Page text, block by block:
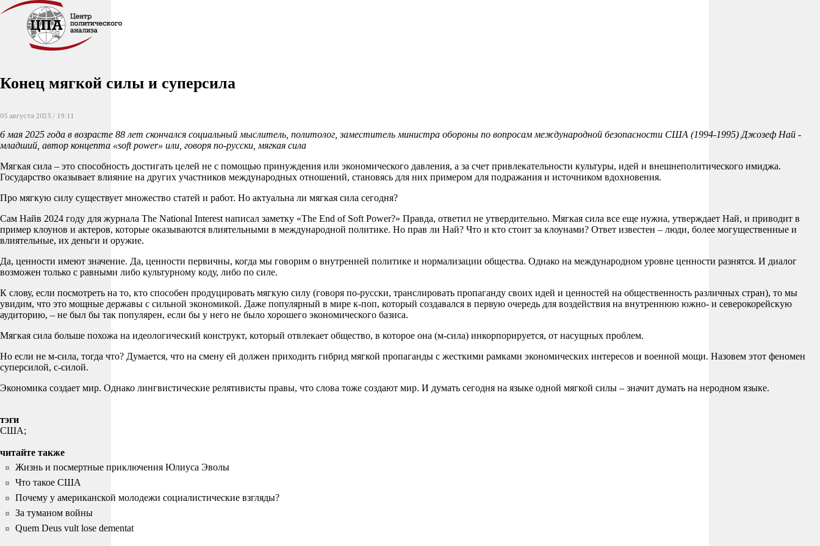
Конец мягкой силы и суперсила
05 августа 2025 / 19:11
6 мая 2025 года в возрасте 88 лет скончался социальный мыслитель, политолог, заместитель министра обороны по вопросам международной безопасности США (1994-1995) Джозеф Най -
младший, автор концепта «soft power» или, говоря по-русски, мягкая сила
Мягкая сила – это способность достигать целей не с помощью принуждения или экономического давления, а за счет привлекательности культуры, идей и внешнеполитического имиджа.
Государство оказывает влияние на других участников международных отношений, становясь для них примером для подражания и источником вдохновения.
Про мягкую силу существует множество статей и работ. Но актуальна ли мягкая сила сегодня?
Сам Найв 2024 году для журнала The National Interest написал заметку «The End of Soft Power?» Правда, ответил не утвердительно. Мягкая сила все еще нужна, утверждает Най, и приводит в
пример клоунов и актеров, которые оказываются влиятельными в международной политике. Но прав ли Най? Что и кто стоит за клоунами? Ответ известен – люди, более могущественные и
влиятельные, их деньги и оружие.
Да, ценности имеют значение. Да, ценности первичны, когда мы говорим о внутренней политике и нормализации общества. Однако на международном уровне ценности разнятся. И диалог
возможен только с равными либо культурному коду, либо по силе.
К слову, если посмотреть на то, кто способен продуцировать мягкую силу (говоря по-русски, транслировать пропаганду своих идей и ценностей на общественность различных стран), то мы
увидим, что это мощные державы с сильной экономикой. Даже популярный в мире к-поп, который создавался в первую очередь для воздействия на внутреннюю южно- и северокорейскую
аудиторию, – не был бы так популярен, если бы у него не было хорошего экономического базиса.
Мягкая сила больше похожа на идеологический конструкт, который отвлекает общество, в которое она (м-сила) инкорпорируется, от насущных проблем.
Но если не м-сила, тогда что? Думается, что на смену ей должен приходить гибрид мягкой пропаганды с жесткими рамками экономических интересов и военной мощи. Назовем этот феномен
суперсилой, с-силой.
Экономика создает мир. Однако лингвистические релятивисты правы, что слова тоже создают мир. И думать сегодня на языке одной мягкой силы – значит думать на неродном языке.
тэги
США;
читайте также
Жизнь и посмертные приключения Юлиуса Эволы
Что такое США
Почему у американской молодежи социалистические взгляды?
За туманом войны
Quem Deus vult lose dementat